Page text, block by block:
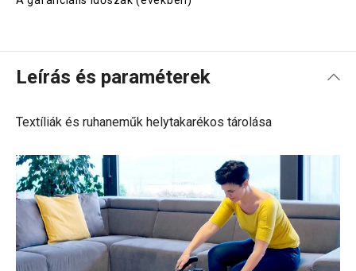
Leírás és paraméterek
Textíliák és ruhaneműk helytakarékos tárolása